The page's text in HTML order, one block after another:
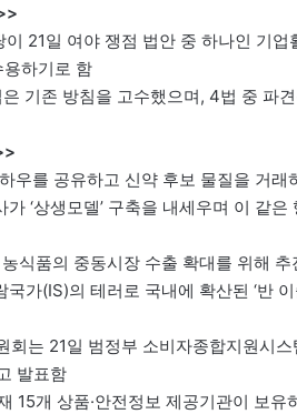
이 21일 여야 쟁점 법안 중 하나인 기
하기로 함
기존 방침을 고수했으며, 4법 중 파
우를 공유하고 신약 후보 물질을 거
가 ‘상생모델’ 구축을 내세우며 이 같
식품의 중동시장 수출 확대를 위해
국가(IS)의 테러로 국내에 확산된 ‘반
회는 21일 범정부 소비자종합지원시
발표함
15개 상품·안전정보 제공기관이 보